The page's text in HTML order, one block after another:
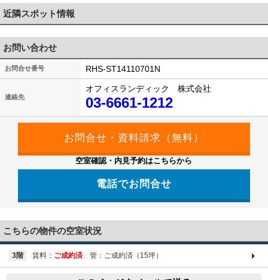
近隣スポット情報
お問い合わせ
お問合せ番号 RHS-ST14110701N
連絡先
オフィスランディック 株式会社
03-6661-1212
空室確認・内見予約はこちらから
電話でお問合せ
こちらの物件の空室状況
3階 賃料： ご成約済 管：ご成約済（15坪）